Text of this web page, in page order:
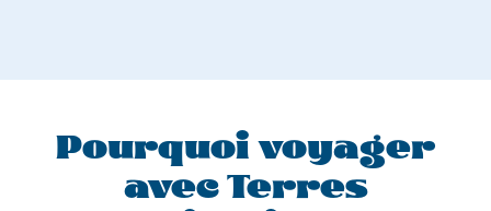
Pourquoi voyager
avec Terres